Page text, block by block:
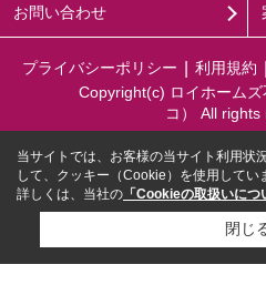
お問い合わせ
プライバシーポリシー 利用規約
Copyright(c) ロイホーム
コ） All rights
当サイトでは、お客様の当サイト利用状
して、クッキー（Cookie）を使用してい
詳しくは、当社の 「Cookieの取扱いにつ
閉じ